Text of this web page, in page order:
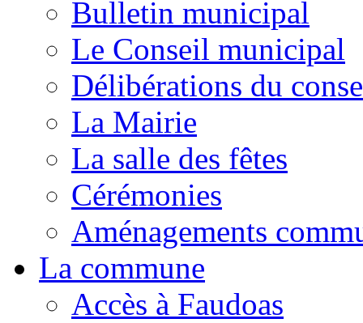
Bulletin municipal
Le Conseil municipal
Délibérations du
La Mairie
La salle des fêtes
Cérémonies
Aménagements
La commune
Accès à Faudoas